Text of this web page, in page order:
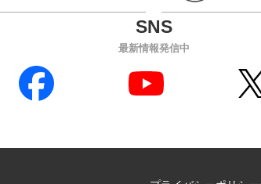
最新情報発信中